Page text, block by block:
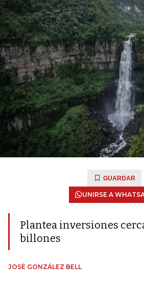
GUARDAR
UNIRSE A
Plantea inversiones
billones
JOSÉ GONZÁLEZ BELL